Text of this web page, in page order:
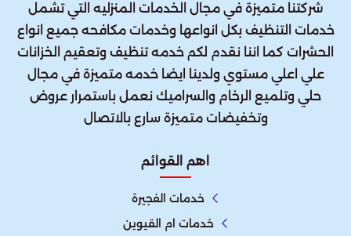
شركتنا متميزة في مجال الخدمات المنزليه التي تشمل
خدمات التنظيف بكل انواعها وخدمات مكافحه جميع انواع
الحشرات كما اننا نقدم لكم خدمه تنظيف وتعقيم الخزانات
علي اعلي مستوي ولدينا ايضا خدمه متميزة في مجال
حلي وتلميع الرخام والسراميك نعمل باستمرار عروض
وتخفيضات متميزة سارع بالاتصال
اهم القوائم
خدمات الفجيرة
خدمات ام القيوين